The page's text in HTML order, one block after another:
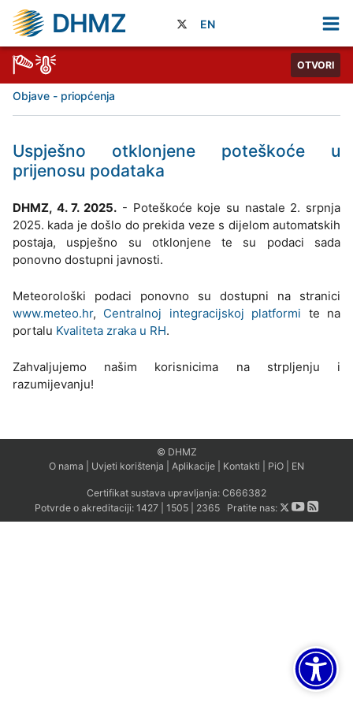
DHMZ EN
OTVORI
Objave - priopćenja
Uspješno otklonjene poteškoće u
prijenosu podataka
DHMZ, 4. 7. 2025. - Poteškoće koje su nastale 2. srpnja
2025. kada je došlo do prekida veze s dijelom automatskih
postaja, uspješno su otklonjene te su podaci sada
ponovno dostupni javnosti.
Meteorološki podaci ponovno su dostupni na stranici
www.meteo.hr, Centralnoj integracijskoj platformi te na
portalu Kvaliteta zraka u RH.
Zahvaljujemo našim korisnicima na strpljenju i
razumijevanju!
© DHMZ
O nama
Uvjeti korištenja Aplikacije Kontakti PiO EN
Certifikat sustava upravljanja: C666382
Potvrde o akreditaciji: 1427| 1505| 2365Pratite nas: